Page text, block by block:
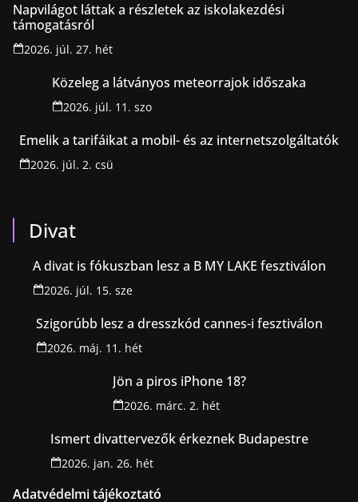
Napvilágot láttak a részletek az iskolakezdési
támogatásról
2026. júl. 27. hét
Közeleg a látványos meteorrajok időszaka
2026. júl. 11. szo
Emelik a tarifáikat a mobil- és az internetszolgáltatók
2026. júl. 2. csü
Divat
A divat is fókuszban lesz a B MY LAKE fesztiválon
2026. júl. 15. sze
Szigorúbb lesz a dresszkód cannes-i fesztiválon
2026. máj. 11. hét
Jön a piros iPhone 18?
2026. márc. 2. hét
Ismert divattervezők érkeznek Budapestre
2026. jan. 26. hét
Adatvédelmi tájékoztató